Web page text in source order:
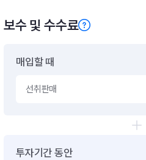
보수 및 수수료
매입할 때
선취판매
투자기간 동안